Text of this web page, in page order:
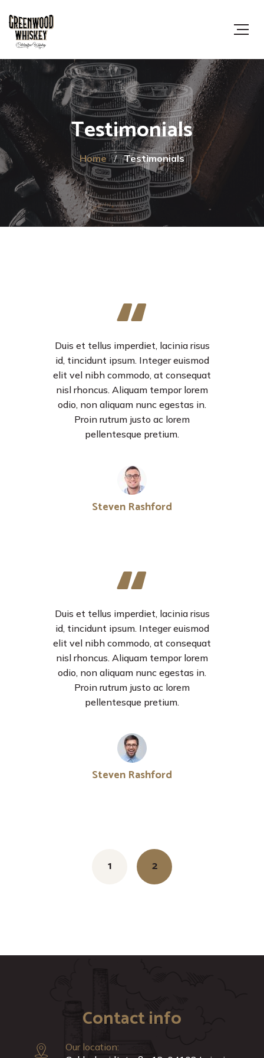
Testimonials
Home Testimonials
Duis et tellus imperdiet, lacinia risus
id, tincidunt ipsum. Integer euismod
elit vel nibh commodo, at consequat
nisl rhoncus. Aliquam tempor lorem
odio, non aliquam nunc egestas in.
Proin rutrum justo ac lorem
pellentesque pretium.
Steven Rashford
Duis et tellus imperdiet, lacinia risus
id, tincidunt ipsum. Integer euismod
elit vel nibh commodo, at consequat
nisl rhoncus. Aliquam tempor lorem
odio, non aliquam nunc egestas in.
Proin rutrum justo ac lorem
pellentesque pretium.
Steven Rashford
1 2
Contact info
Our location: